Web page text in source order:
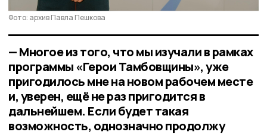
Фото: архив Павла Пешкова
— Многое из того, что мы изучали в рамках
программы «Герои Тамбовщины», уже
пригодилось мне на новом рабочем месте
и, уверен, ещё не раз пригодится в
дальнейшем. Если будет такая
возможность, однозначно продолжу